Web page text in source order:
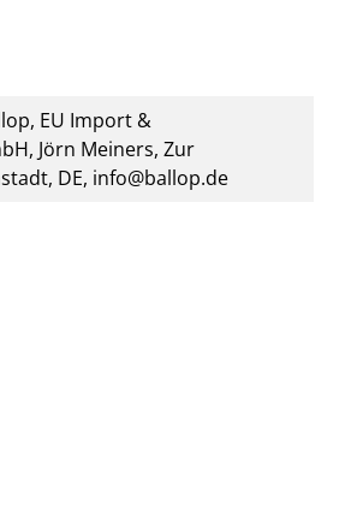
EU Import &
Jörn Meiners, Zur
DE, info@ballop.de